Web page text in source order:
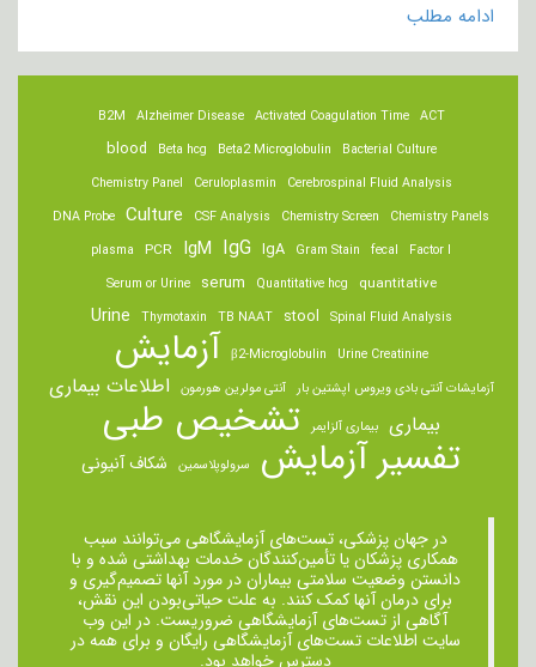
ادامه مطلب
ACT
Activated Coagulation Time
Alzheimer Disease
B2M
Bacterial Culture
Beta2 Microglobulin
Beta hcg
blood
Cerebrospinal Fluid Analysis
Ceruloplasmin
Chemistry Panel
Chemistry Panels
Chemistry Screen
CSF Analysis
Culture
DNA Probe
Factor I
fecal
Gram Stain
IgA
IgG
IgM
PCR
plasma
quantitative
Quantitative hcg
serum
Serum or Urine
Spinal Fluid Analysis
stool
TB NAAT
Thymotaxin
Urine
Urine Creatinine
β2-Microglobulin آزمایش
آزمایشات آنتی بادی ویروس اپشتین بار آنتی مولرین هورمون اطلاعات بیماری
بیماری بیماری آلزایمر تشخیص طبی
تفسیر آزمایش سرولوپلاسمین شکاف آنیونی
در جهان پزشکی، تست‌های آزمایشگاهی می‌توانند سبب
همکاری پزشکان یا تأمین‌کنندگان خدمات بهداشتی شده و با
دانستن وضعیت سلامتی بیماران در مورد آنها تصمیم‌گیری و
برای درمان ‌آنها کمک کنند. به علت حیاتی‌بودن این نقش،
آگاهی از تست‌های آزمایشگاهی ضروریست. در این وب
سایت اطلاعات تست‌های آزمایشگاهی رایگان و برای همه در
دسترس خواهد بود.